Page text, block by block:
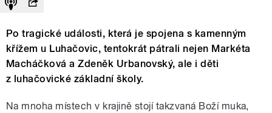
Po tragické události, která je spojena s kamenným
křížem u Luhačovic, tentokrát pátrali nejen Markéta
Macháčková a Zdeněk Urbanovský, ale i děti
z luhačovické základní školy.
Na mnoha místech v krajině stojí takzvaná Boží muka,